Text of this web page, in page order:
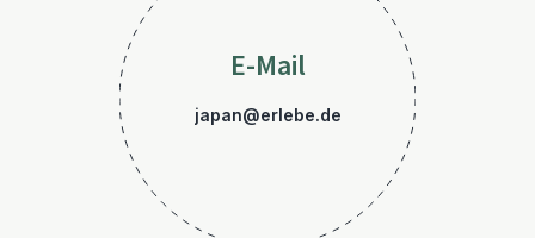
E-Mail
japan@erlebe.de